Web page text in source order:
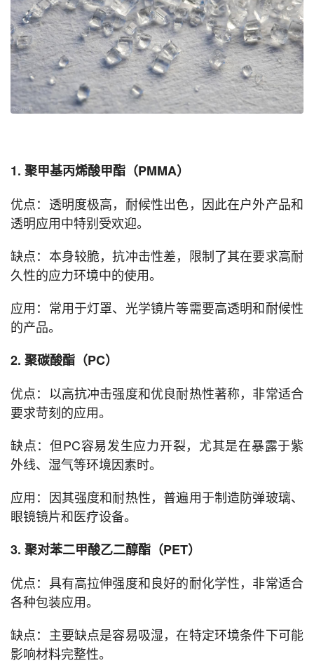
1. 聚甲基丙烯酸甲酯（PMMA）
优点：透明度极高，耐候性出色，因此在户外产品和
透明应用中特别受欢迎。
缺点：本身较脆，抗冲击性差，限制了其在要求高耐
久性的应力环境中的使用。
应用：常用于灯罩、光学镜片等需要高透明和耐候性
的产品。
2. 聚碳酸酯（PC）
优点：以高抗冲击强度和优良耐热性著称，非常适合
要求苛刻的应用。
缺点：但PC容易发生应力开裂，尤其是在暴露于紫
外线、湿气等环境因素时。
应用：因其强度和耐热性，普遍用于制造防弹玻璃、
眼镜镜片和医疗设备。
3. 聚对苯二甲酸乙二醇酯（PET）
优点：具有高拉伸强度和良好的耐化学性，非常适合
各种包装应用。
缺点：主要缺点是容易吸湿，在特定环境条件下可能
影响材料完整性。